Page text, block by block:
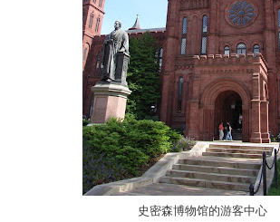
史密森博物馆的游客中心